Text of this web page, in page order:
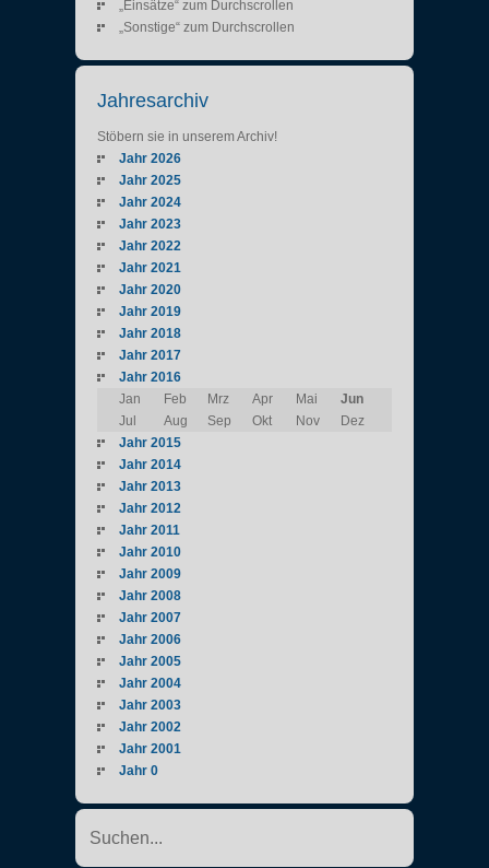
„Einsätze“ zum Durchscrollen
„Sonstige“ zum Durchscrollen
Jahresarchiv
Stöbern sie in unserem Archiv!
Jahr 2026
Jahr 2025
Jahr 2024
Jahr 2023
Jahr 2022
Jahr 2021
Jahr 2020
Jahr 2019
Jahr 2018
Jahr 2017
Jahr 2016
Jan
Feb Mrz Apr Mai
Jun
Jul
Aug Sep Okt Nov
Dez
Jahr 2015
Jahr 2014
Jahr 2013
Jahr 2012
Jahr 2011
Jahr 2010
Jahr 2009
Jahr 2008
Jahr 2007
Jahr 2006
Jahr 2005
Jahr 2004
Jahr 2003
Jahr 2002
Jahr 2001
Jahr 0